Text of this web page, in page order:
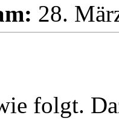
28.
folgt.